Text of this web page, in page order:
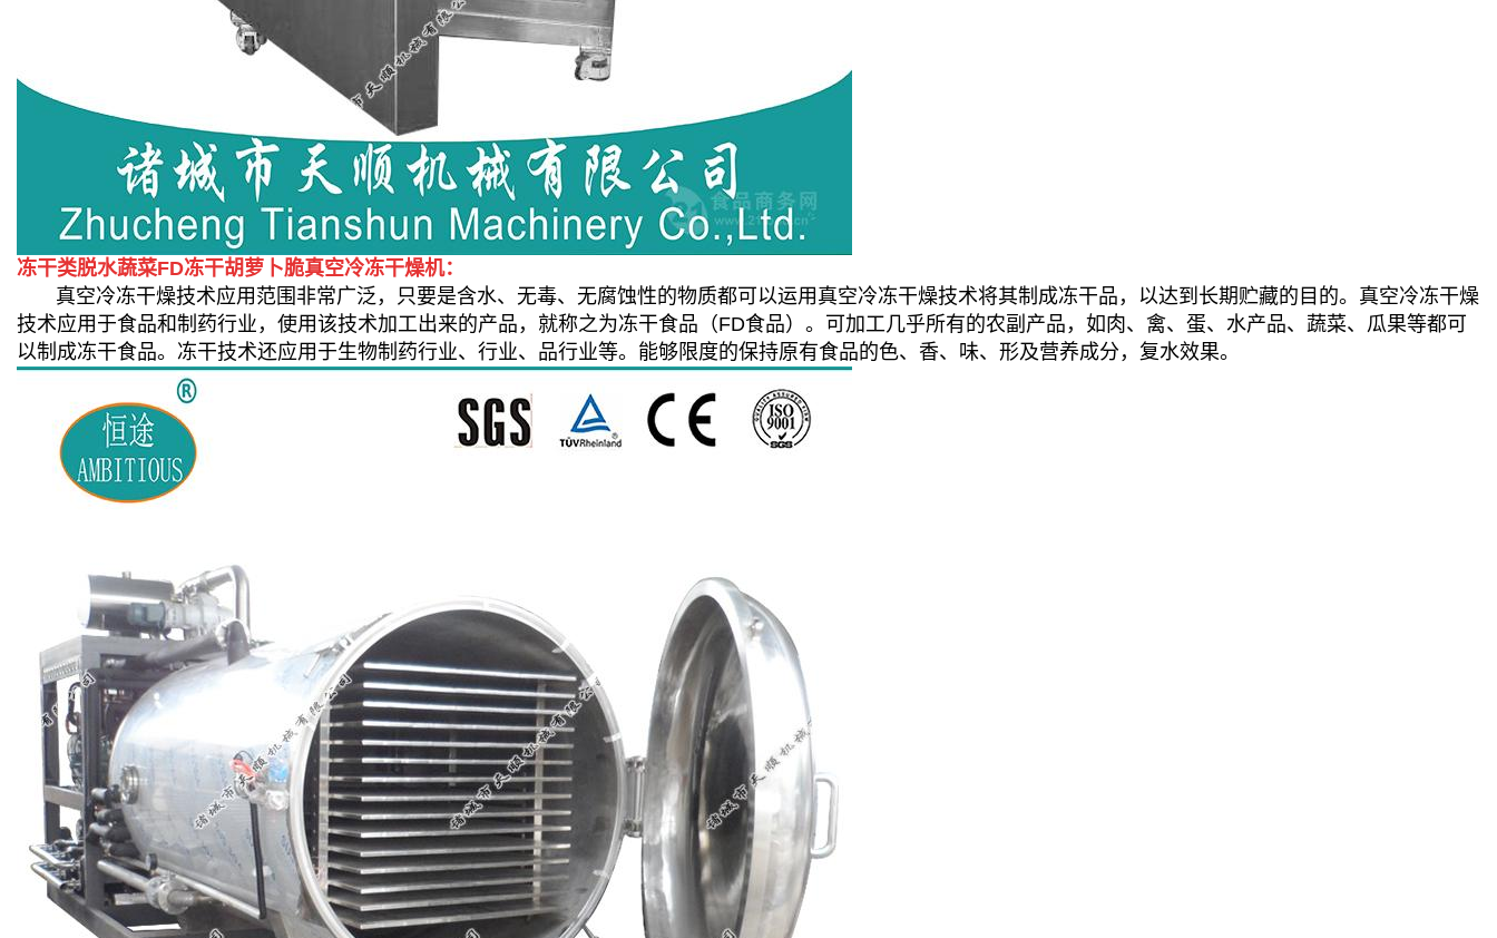
冻干类脱水蔬菜FD冻干胡萝卜脆真空冷冻干燥机：
真空冷冻干燥技术应用范围非常广泛，只要是含水、无毒、无腐蚀性的物质都可以运用真空冷冻干燥技术将其制成冻干品，以达到长期贮藏的目的。真空冷冻干燥
技术应用于食品和制药行业，使用该技术加工出来的产品，就称之为冻干食品（FD食品）。可加工几乎所有的农副产品，如肉、禽、蛋、水产品、蔬菜、瓜果等都可
以制成冻干食品。冻干技术还应用于生物制药行业、行业、品行业等。能够限度的保持原有食品的色、香、味、形及营养成分，复水效果。